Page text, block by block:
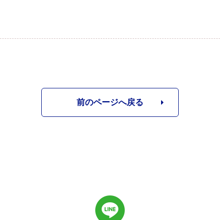
前のページへ戻る